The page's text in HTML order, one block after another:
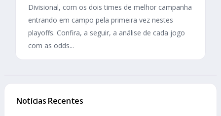
Divisional, com os dois times de melhor campanha
entrando em campo pela primeira vez nestes
playoffs. Confira, a seguir, a análise de cada jogo
com as odds...
Notícias Recentes